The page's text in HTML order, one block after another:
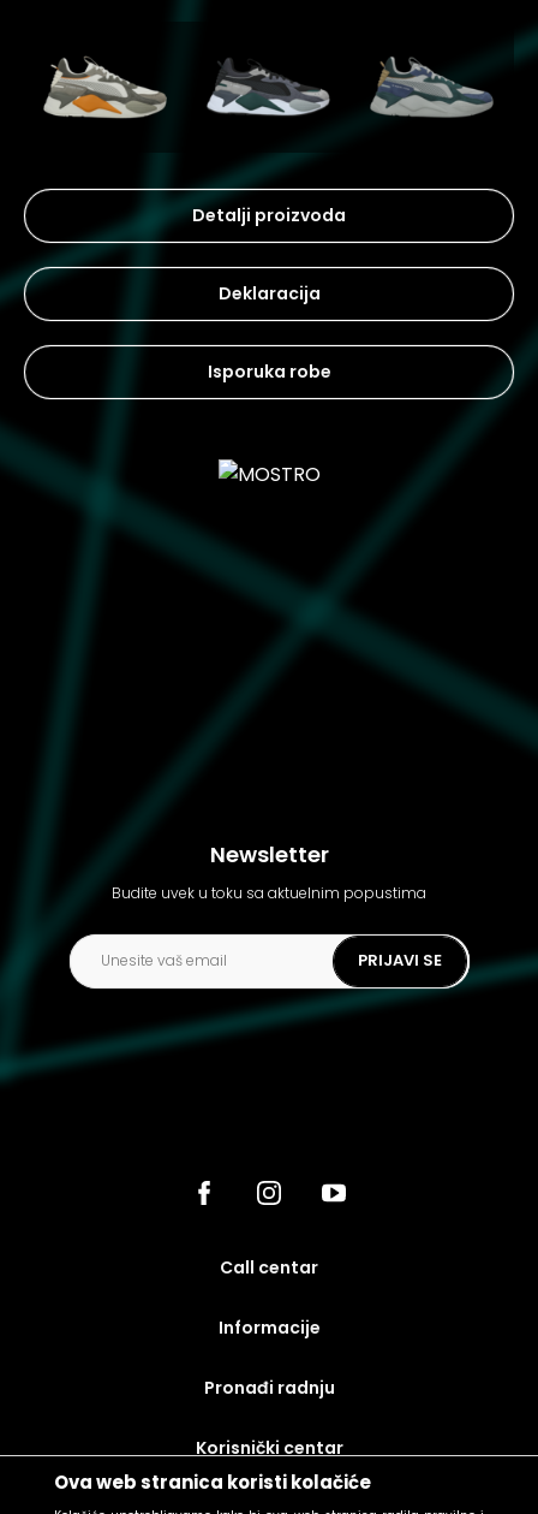
Ova web stranica koristi kolačiće
Detalji proizvoda
Deklaracija
Isporuka robe
Newsletter
Budite uvek u toku sa aktuelnim popustima
PRIJAVI SE
call centar
Informacije
Pronađi radnju
korisnički centar
uslovi prodaje